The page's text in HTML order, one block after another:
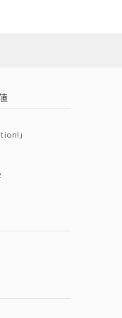
」